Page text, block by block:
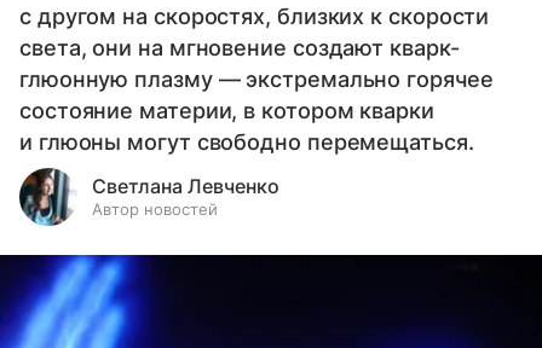
с другом на скоростях, близких к скорости
света, они на мгновение создают кварк-
глюонную плазму — экстремально горячее
состояние материи, в котором кварки
и глюоны могут свободно перемещаться.
Светлана Левченко
Автор новостей